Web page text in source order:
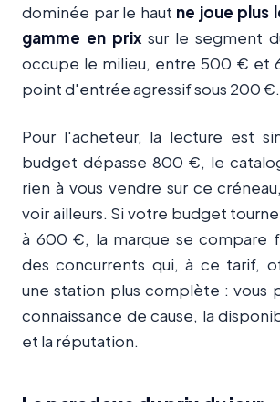
dominée par le haut ne joue plus
gamme en prix sur le segment
occupe le milieu, entre 500 € et
point d'entrée agressif sous 200 €.
Pour l'acheteur, la lecture est
budget dépasse 800 €, le
rien à vous vendre sur ce
voir ailleurs. Si votre budget
à 600 €, la marque se compare
des concurrents qui, à ce tarif,
une station plus complète : vous
connaissance de cause, la
et la réputation.